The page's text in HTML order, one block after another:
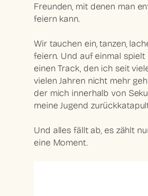
Freunden, mit denen man
feiern kann.
Wir tauchen ein, tanzen,
feiern. Und auf einmal spielt
einen Track, den ich seit
vielen Jahren nicht mehr
der mich innerhalb von
meine Jugend
Und alles fällt ab, es zählt
eine Moment.